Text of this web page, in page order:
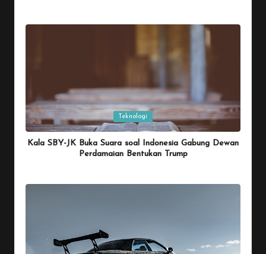
in
Teknologi
Kala SBY-JK Buka Suara soal Indonesia Gabung Dewan
Perdamaian Bentukan Trump